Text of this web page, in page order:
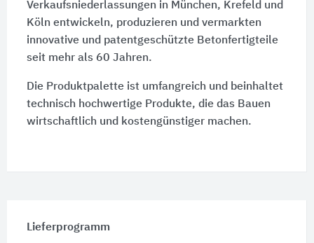
Verkaufsniederlassungen in München, Krefeld und
Köln entwickeln, produzieren und vermarkten
innovative und patentgeschützte Betonfertigteile
seit mehr als 60 Jahren.
Die Produktpalette ist umfangreich und beinhaltet
technisch hochwertige Produkte, die das Bauen
wirtschaftlich und kostengünstiger machen.
Lieferprogramm